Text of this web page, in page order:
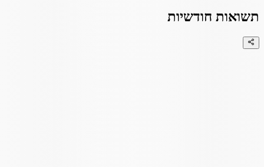
תשואות חודשיות